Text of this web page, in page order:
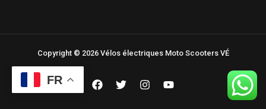
Copyright © 2026 Vélos électriques Moto Scooters VÉ
FR